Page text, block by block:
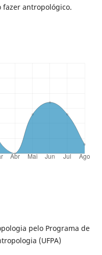
antropológico.
pelo Programa de
(UFPA)